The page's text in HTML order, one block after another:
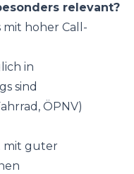
relevant?
hoher Call-
in
sind
ÖPNV)
mit guter